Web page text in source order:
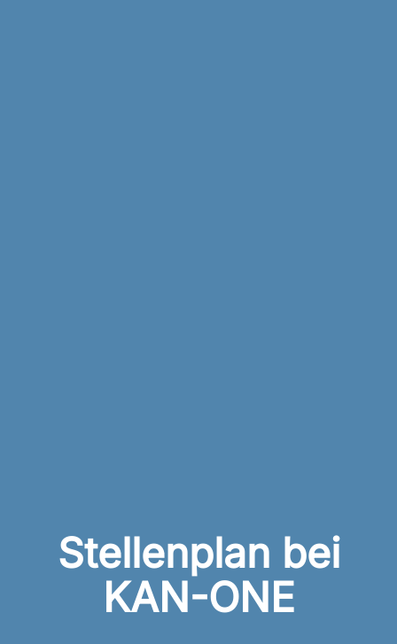
Stellenplan bei
KAN-ONE